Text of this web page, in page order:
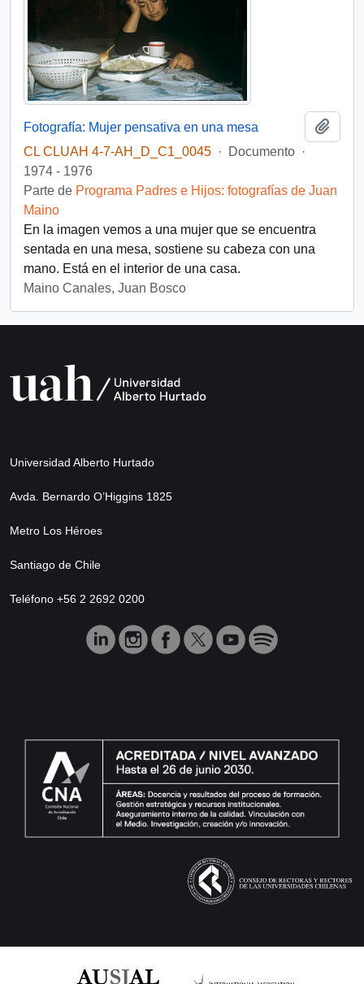
Fotografía: Mujer pensativa en una mesa
CL CLUAH 4-7-AH_D_C1_0045 · Documento ·
1974 - 1976
Parte de Programa Padres e Hijos: fotografías de Juan
Maino
En la imagen vemos a una mujer que se encuentra
sentada en una mesa, sostiene su cabeza con una
mano. Está en el interior de una casa.
Maino Canales, Juan Bosco
Universidad Alberto Hurtado
Avda. Bernardo O’Higgins 1825
Metro Los Héroes
Santiago de Chile
Teléfono +56 2 2692 0200